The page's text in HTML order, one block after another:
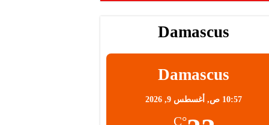
Damascus
Damascus
10:57 ص, أغسطس 9, 2026
°C